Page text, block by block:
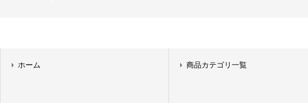
ホーム 商品カテゴリ一覧